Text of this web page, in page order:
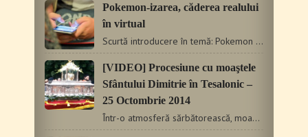
Pokemon-izarea, căderea realului
în virtual
Scurtă introducere în temă: Pokemon Go este numele jocului…
[VIDEO] Procesiune cu moaştele
Sfântului Dimitrie în Tesalonic –
25 Octombrie 2014
Într-o atmosferă sărbătorească, moaştele şi icoana Sfântului…